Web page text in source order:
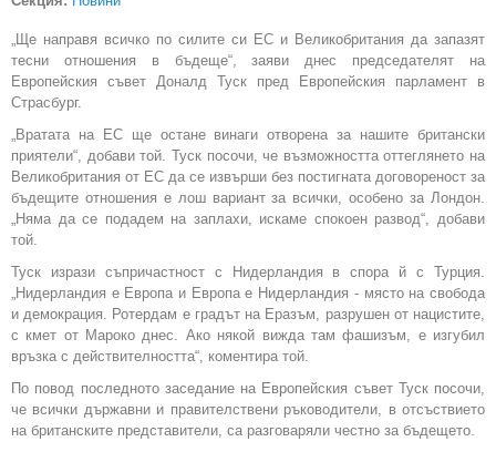
„Ще направя всичко по силите си ЕС и Великобритания да запазят
тесни отношения в бъдеще“, заяви днес председателят на
Европейския съвет Доналд Туск пред Европейския парламент в
Страсбург.
„Вратата на ЕС ще остане винаги отворена за нашите британски
приятели“, добави той. Туск посочи, че възможността оттеглянето на
Великобритания от ЕС да се извърши без постигната договореност за
бъдещите отношения е лош вариант за всички, особено за Лондон.
„Няма да се подадем на заплахи, искаме спокоен развод“, добави
той.
Туск изрази съпричастност с Нидерландия в спора й с Турция.
„Нидерландия е Европа и Европа е Нидерландия - място на свобода
и демокрация. Ротердам е градът на Еразъм, разрушен от нацистите,
с кмет от Мароко днес. Ако някой вижда там фашизъм, е изгубил
връзка с действителността“, коментира той.
По повод последното заседание на Европейския съвет Туск посочи,
че всички държавни и правителствени ръководители, в отсъствието
на британските представители, са разговаряли честно за бъдещето.